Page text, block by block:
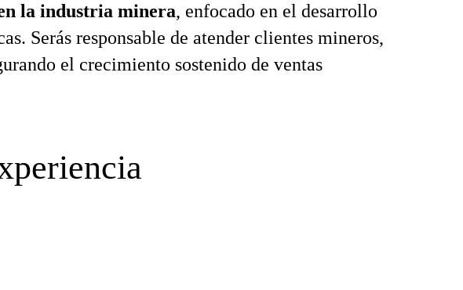
la industria minera, enfocado en el desarrollo
Serás responsable de atender clientes mineros,
el crecimiento sostenido de ventas